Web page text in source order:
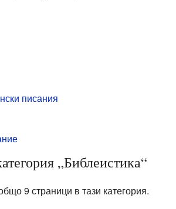
писания
„Библеистика“
9 страници в тази категория.